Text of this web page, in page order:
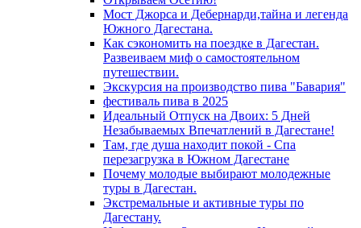
Мост Джорса и Дебернарди,тайна и легенда
Южного Дагестана.
Как сэкономить на поездке в Дагестан.
Развеиваем миф о самостоятельном
путешествии.
Экскурсия на производство пива "Бавария"
фестиваль пива в 2025
Идеальный Отпуск на Двоих: 5 Дней
Незабываемых Впечатлений в Дагестане!
Там, где душа находит покой - Спа
перезагрузка в Южном Дагестане
Почему молодые выбирают молодежные
туры в Дагестан.
Экстремальные и активные туры по
Дагестану.